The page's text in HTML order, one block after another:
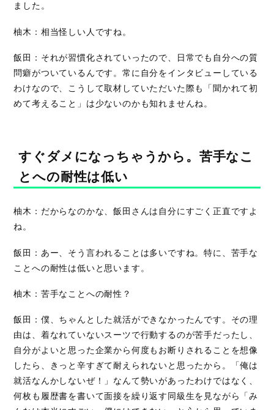
ました。
柚木：相当怪しい人ですね。
飯田：それが習慣化されていったので、日常でも自分への質
問癖がついているんです。常に自分をインタビューしている
わけなので、こうして取材していただいた際も「聞かれて初
めて考えること」は少ないのかも知れませんね。
すぐダメになっちゃうから。苦手なこ
とへの耐性は低い
柚木：だからなのかな、飯田さんは自分にすごく正直ですよ
ね。
飯田：あー、そう言われることは多いですね。特に、苦手な
ことへの耐性は低いと思います。
柚木：苦手なことへの耐性？
飯田：僕、ちゃんとした就活ができなかったんです。その理
由は、着なれていないスーツで行動するのが苦手だったし、
自分がよいと思った企業から何度もお断りされることを想像
したら、きっと辛すぎて耐えられないと思ったから。「俺は
就活なんかしないぜ！」なんて勢いがあったわけではなく、
何枚も履歴書を書いて面接を繰り返す同級生を見ながら「み